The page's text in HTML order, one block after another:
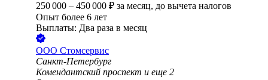
250 000 – 450 000 ₽ за месяц, до вычета налогов
Опыт более 6 лет
Выплаты: Два раза в месяц
ООО Стомсервис
Санкт-Петербург
Комендантский проспект и еще 2